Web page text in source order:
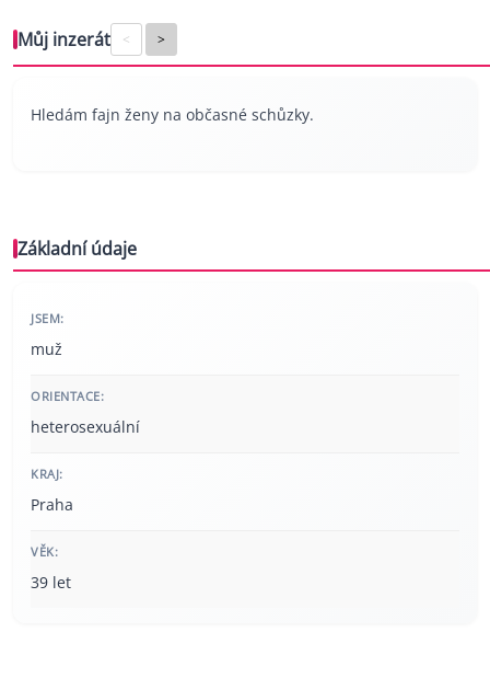
Můj inzerát < >
Hledám fajn ženy na občasné schůzky.
Základní údaje
JSEM:
muž
ORIENTACE:
heterosexuální
KRAJ:
Praha
VĚK:
39 let